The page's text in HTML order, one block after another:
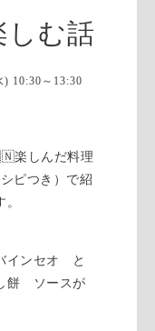
しむ話
10:30～13:30
楽しんだ料理
ピつき）で紹
インセオ と
餅 ソースが